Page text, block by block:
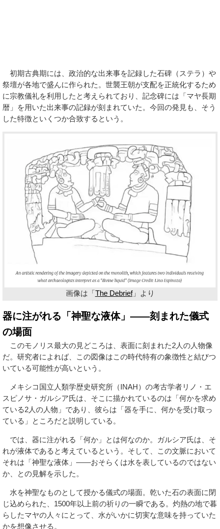
初期古典期には、政治的な出来事を記録した石碑（ステラ）や
祭壇が各地で盛んに作られた。世襲王朝が支配を正統化するため
に宗教儀礼を利用したと考えられており、記念碑には「マヤ長期
暦」を用いた出来事の記録が刻まれていた。今回の発見も、そう
した特徴といくつか合致するという。
画像は「The Debrief」より
器に注がれる「神聖な液体」——刻まれた儀式
の場面
このモノリス最大の見どころは、表面に刻まれた2人の人物像
だ。研究者によれば、この図像はこの時代特有の象徴性と結びつ
いている可能性が高いという。
メキシコ国立人類学歴史研究所（INAH）の考古学者リノ・エ
スピノサ・ガルシア氏は、そこに描かれているのは「何かを求め
ている2人の人物」であり、彼らは「器を手に、何かを受け取っ
ている」ところだと説明している。
では、器に注がれる「何か」とは何なのか。ガルシア氏は、そ
れが液体であると考えているという。そして、この文脈において
それは「神聖な液体」——おそらくは水を表しているのではない
か、との見解を示した。
水を神聖なものとして授かる儀式の場面。乾いた石の表面に閉
じ込められた、1500年以上前の祈りの一瞬である。灼熱の地で暮
らしたマヤの人々にとって、水がいかに切実な意味を持っていた
かを想像させる。